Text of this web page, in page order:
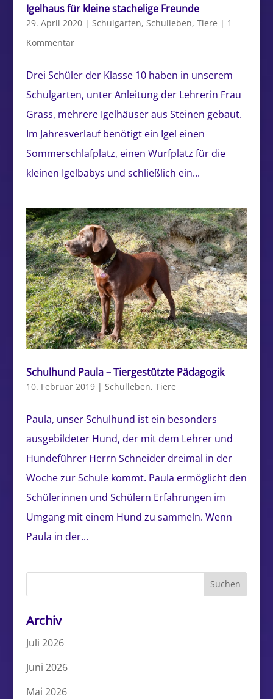
Igelhaus für kleine stachelige Freunde
29. April 2020| Schulgarten, Schulleben, Tiere | 1
Kommentar
Drei Schüler der Klasse 10 haben in unserem
Schulgarten, unter Anleitung der Lehrerin Frau
Grass, mehrere Igelhäuser aus Steinen gebaut.
Im Jahresverlauf benötigt ein Igel einen
Sommerschlafplatz, einen Wurfplatz für die
kleinen Igelbabys und schließlich ein...
Schulhund Paula – Tiergestützte Pädagogik
10. Februar 2019| Schulleben, Tiere
Paula, unser Schulhund ist ein besonders
ausgebildeter Hund, der mit dem Lehrer und
Hundeführer Herrn Schneider dreimal in der
Woche zur Schule kommt. Paula ermöglicht den
Schülerinnen und Schülern Erfahrungen im
Umgang mit einem Hund zu sammeln. Wenn
Paula in der...
Archiv
Juli 2026
Juni 2026
Mai 2026